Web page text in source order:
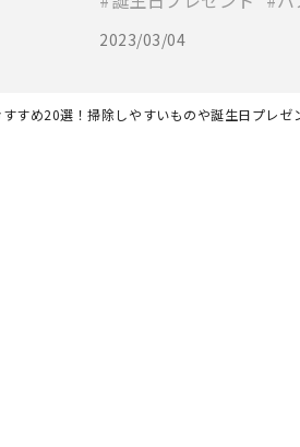
2023/03/04
すめ20選！掃除しやすいものや誕生日プレ